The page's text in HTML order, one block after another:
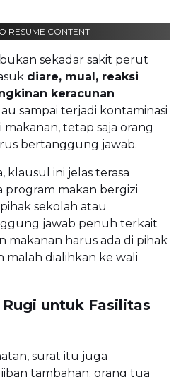
RESUME CONTENT
sekadar sakit perut
diare, mual, reaksi
keracunan
sampai terjadi kontaminasi
tetap saja orang
bertanggung jawab.
klausul ini jelas terasa
program makan bergizi
sekolah atau
jawab penuh terkait
makanan harus ada di pihak
malah dialihkan ke wali
untuk Fasilitas
surat itu juga
tambahan: orang tua